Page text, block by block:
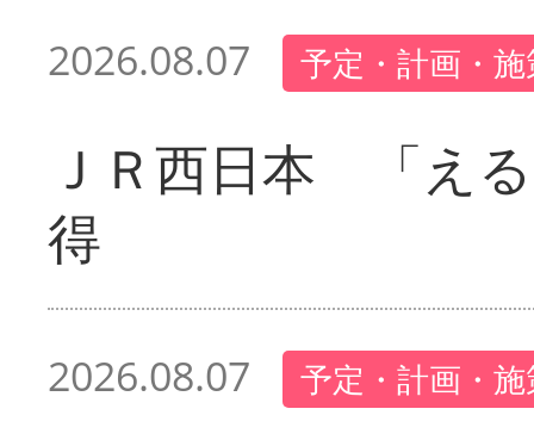
2026.08.07 予定・計画・
ＪＲ西日本 「え
得
2026.08.07 予定・計画・